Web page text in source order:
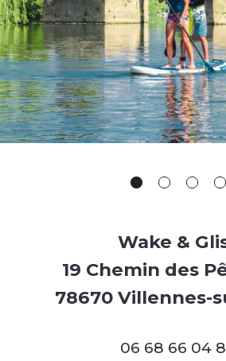
Wake &
19 Chemin des
78670 Villennes-
06 68 66 04